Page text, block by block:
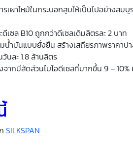
เผาไหม้ในกระบอกสูบให้เป็นไปอย่างส
ดีเซล B10 ถูกกว่าดีเซลเดิมลิตรละ 2 บาท
ำมันแบบยั่งยืน สร้างเสถียรภาพราคาป
นละ 1.8 ล้านลิตร
จากมีสัดส่วนไบโอดีเซลที่มากขึ้น 9 –
SILKSPAN